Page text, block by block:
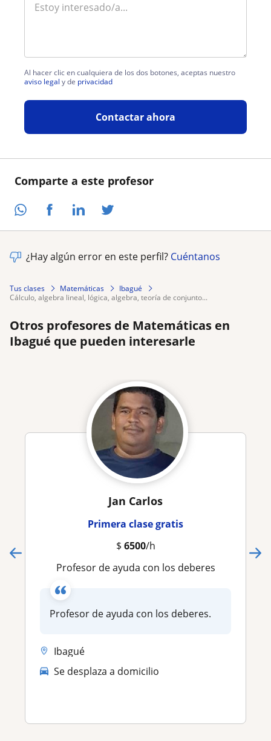
Comparte a este profesor
Al hacer clic en cualquiera de los dos botones, aceptas nuestro
aviso legal y de privacidad
Contactar ahora
¿Hay algún error en este perfil? Cuéntanos
Tus clases Matemáticas
Ibagué
cálculo, algebra lineal, lógica, algebra, teoría de conjunto...
Otros profesores de Matemáticas en
Ibagué que pueden interesarle
Jan Carlos
Primera clase gratis
$ 6500/h
Profesor de ayuda con los deberes
Profesor de ayuda con los deberes.
Ibagué
Se desplaza a domicilio